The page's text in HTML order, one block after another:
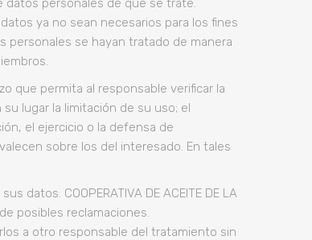
datos personales de que se trate.
ya no sean necesarios para los fines
se hayan tratado de manera
que permita al responsable verificar la
lugar la limitación de su uso; el
el ejercicio o la defensa de
sobre los del interesado. En tales
COOPERATIVA DE ACEITE DE LA
posibles reclamaciones.
a otro responsable del tratamiento sin